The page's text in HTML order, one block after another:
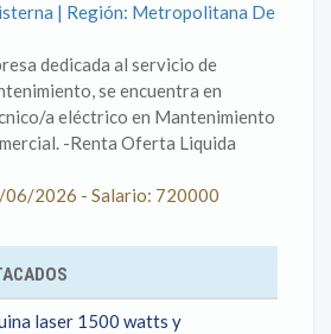
| Región: Metropolitana De
dedicada al servicio de
se encuentra en
a eléctrico en Mantenimiento
-Renta Oferta Liquida
06/2026 - Salario: 720000
laser 1500 watts y